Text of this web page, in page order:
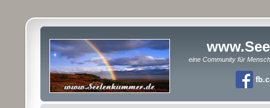
eine Community für